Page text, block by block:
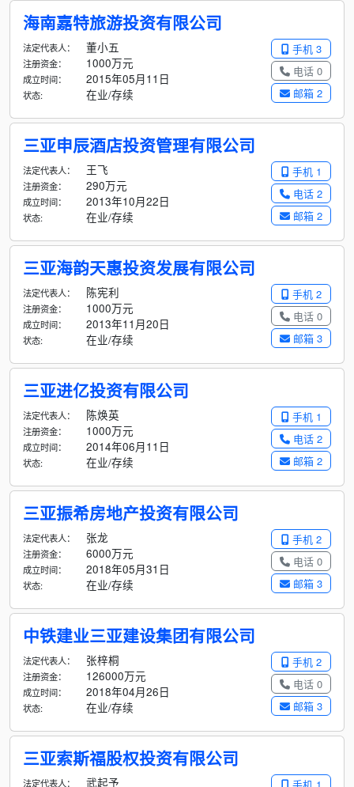
海南嘉特旅游投资有限公司
手机 3
电话 0
邮箱 2
法定代表人： 董小五
注册资金： 1000万元
成立时间： 2015年05月11日
状态: 在业/存续
三亚申辰酒店投资管理有限公司
手机 1
电话 2
邮箱 2
法定代表人： 王飞
注册资金： 290万元
成立时间： 2013年10月22日
状态: 在业/存续
三亚海韵天惠投资发展有限公司
手机 2
电话 0
邮箱 3
法定代表人： 陈宪利
注册资金： 1000万元
成立时间： 2013年11月20日
状态: 在业/存续
三亚进亿投资有限公司
手机 1
电话 2
邮箱 2
法定代表人： 陈焕英
注册资金： 1000万元
成立时间： 2014年06月11日
状态: 在业/存续
三亚振希房地产投资有限公司
手机 2
电话 0
邮箱 3
法定代表人： 张龙
注册资金： 6000万元
成立时间： 2018年05月31日
状态: 在业/存续
中铁建业三亚建设集团有限公司
手机 2
电话 0
邮箱 3
法定代表人： 张梓桐
注册资金： 126000万元
成立时间： 2018年04月26日
状态: 在业/存续
三亚索斯福股权投资有限公司
法定代表人： 武起予